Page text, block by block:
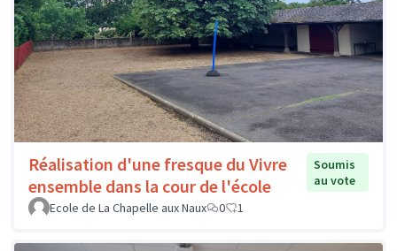
Réalisation d'une fresque du Vivre
ensemble dans la cour de l'école
Soumis
au vote
Ecole de La Chapelle aux Naux
0 1